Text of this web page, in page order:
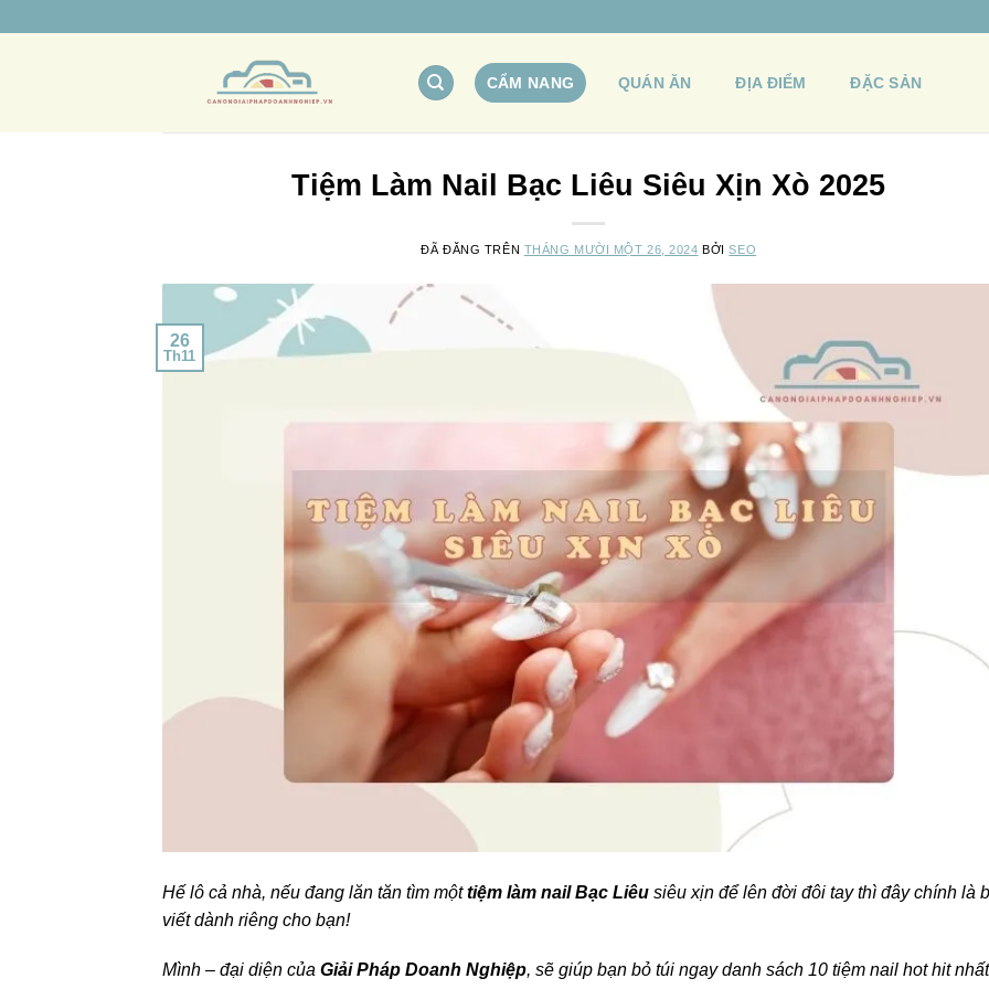
CẨM NANG QUÁN ĂN ĐỊA ĐIỂM ĐẶC SẢN
Tiệm Làm Nail Bạc Liêu Siêu Xịn Xò 2025
ĐÃ ĐĂNG TRÊN THÁNG MƯỜI MỘT 26, 2024 BỞISEO
26
Th11
Hế lô cả nhà, nếu đang lăn tăn tìm mộttiệm làm nail Bạc Liêu siêu xịn để lên đời đôi tay thì đây chính là
viết dành riêng cho bạn!
Mình – đại diện của Giải Pháp Doanh Nghiệp, sẽ giúp bạn bỏ túi ngay danh sách 10 tiệm nail hot hit nhất